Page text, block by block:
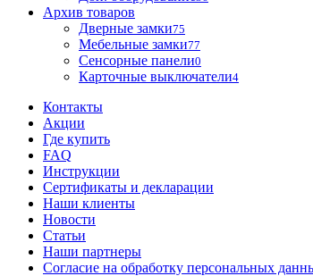
Архив товаров
Дверные замки75
Мебельные замки77
Сенсорные панели0
Карточные выключатели4
Контакты
Акции
Где купить
FAQ
Инструкции
Сертификаты и декларации
Наши клиенты
Новости
Статьи
Наши партнеры
Согласие на обработку персональных